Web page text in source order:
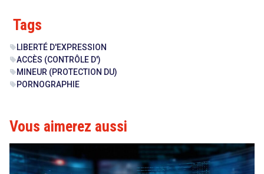
Tags
sell LIBERTÉ D'EXPRESSION
sellACCÈS (CONTRÔLE D')
sell MINEUR (PROTECTION DU)
sell PORNOGRAPHIE
Vous aimerez aussi